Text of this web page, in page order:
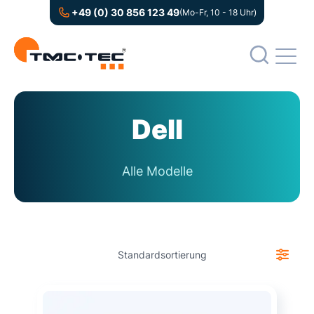
+49 (0) 30 856 123 49(Mo-Fr, 10 - 18 Uhr)
Dell
Alle Modelle